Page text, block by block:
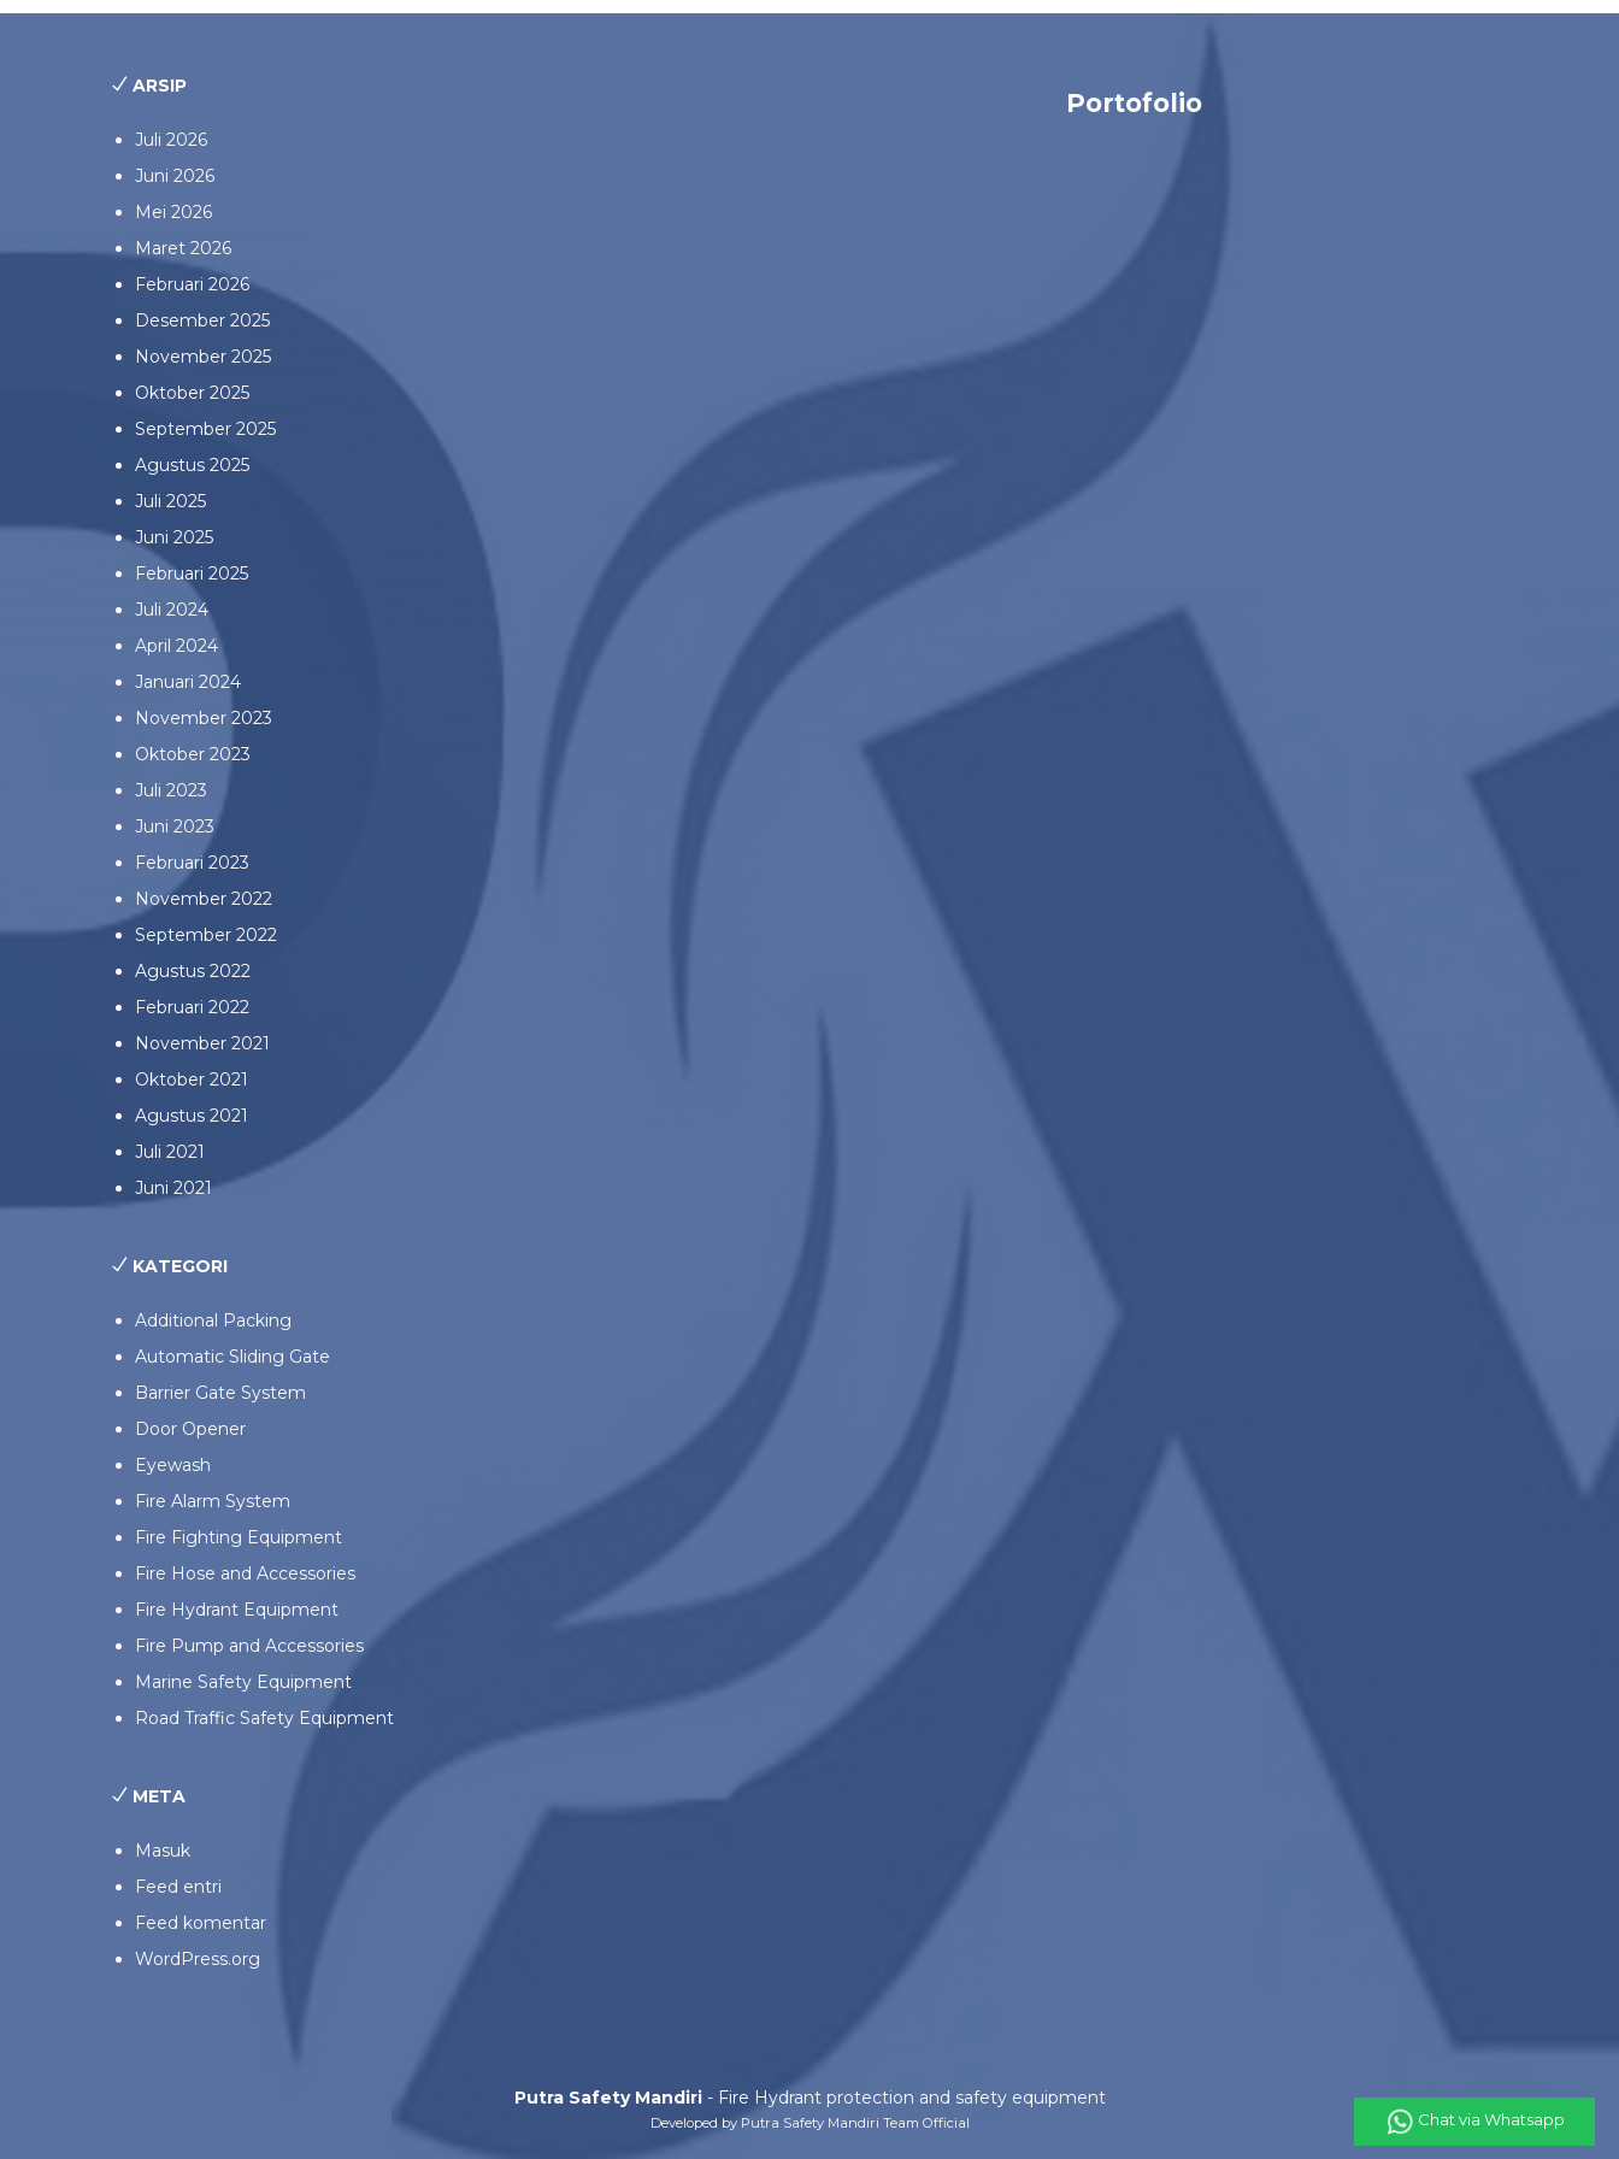
ARSIP
Juli 2026
Juni 2026
Mei 2026
Maret 2026
Februari 2026
Desember 2025
November 2025
Oktober 2025
September 2025
Agustus 2025
Juli 2025
Juni 2025
Februari 2025
Juli 2024
April 2024
Januari 2024
November 2023
Oktober 2023
Juli 2023
Juni 2023
Februari 2023
November 2022
September 2022
Agustus 2022
Februari 2022
November 2021
Oktober 2021
Agustus 2021
Juli 2021
Juni 2021
KATEGORI
Additional Packing
Automatic Sliding Gate
Barrier Gate System
Door Opener
Eyewash
Fire Alarm System
Fire Fighting Equipment
Fire Hose and Accessories
Fire Hydrant Equipment
Fire Pump and Accessories
Marine Safety Equipment
Road Traffic Safety Equipment
META
Masuk
Feed entri
Feed komentar
WordPress.org
Portofolio
Putra Safety Mandiri- Fire Hydrant protection and safety equipment
Developed by Putra Safety Mandiri Team Official Chat via Whatsapp